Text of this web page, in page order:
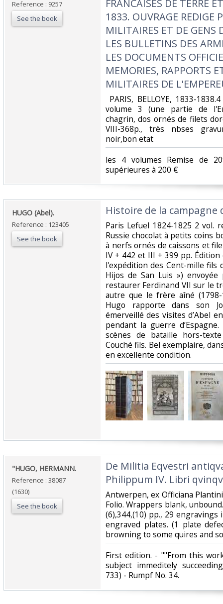
Reference : 9257
See the book
FRANCAISES DE TERRE
1833. OUVRAGE REDIGE
MILITAIRES ET DE GENS
LES BULLETINS DES
LES DOCUMENTS
MEMORIES, RAPPORTS
MILITAIRES DE
PARIS, BELLOYE, 1833-
volume 3 (une partie de
chagrin, dos ornés de filets
VIII-368p., très nbses
noir,bon etat‎
‎les 4 volumes Remise de
supérieures à 200 €‎
‎HUGO (Abel).‎
Reference : 123405
See the book
‎Histoire de la campagne
‎Paris Lefuel 1824-1825 2 vol.
Russie chocolat à petits coins
à nerfs ornés de caissons et
IV + 442 et III + 399 pp.
l'expédition des Cent-mille fils
Hijos de San Luis »)
restaurer Ferdinand VII sur le
autre que le frère aîné
Hugo rapporte dans son
émerveillé des visites d’Abel
pendant la guerre
scènes de bataille hors-
Couché fils. Bel exemplaire,
en excellente condition. ‎
‎"HUGO, HERMANN.‎
Reference : 38087
(1630)
See the book
‎De Militia Eqvestri
Philippum IV. Libri
‎Antwerpen, ex Officiana
Folio. Wrappers blank,
(6),344,(10) pp., 29
engraved plates. (1 plate
browning to some quires and
‎First edition. - ""From this
subject immeditely
733) - Rumpf No. 34.‎